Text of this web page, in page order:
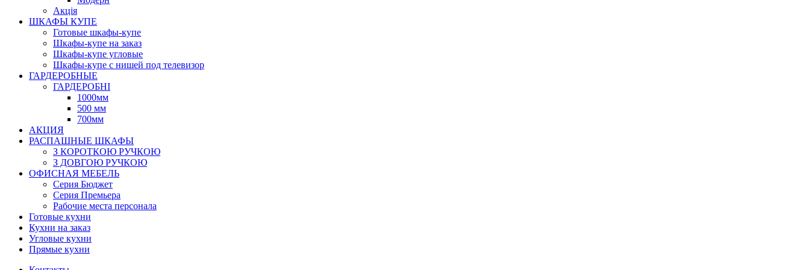
Акція
ШКАФЫ КУПЕ
Готовые шкафы-купе
Шкафы-купе на заказ
Шкафы-купе угловые
Шкафы-купе с нишей под телевизор
ГАРДЕРОБНЫЕ
ГАРДЕРОБНІ
1000мм
500 мм
700мм
АКЦИЯ
РАСПАШНЫЕ ШКАФЫ
З КОРОТКОЮ РУЧКОЮ
З ДОВГОЮ РУЧКОЮ
ОФИСНАЯ МЕБЕЛЬ
Серия Бюджет
Серия Премьера
Рабочие места персонала
Готовые кухни
Кухни на заказ
Угловые кухни
Прямые кухни